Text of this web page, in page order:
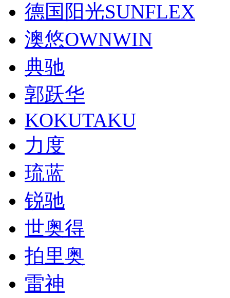
德国阳光SUNFLEX
澳悠OWNWIN
典驰
郭跃华
KOKUTAKU
力度
琉蓝
锐驰
世奥得
拍里奥
雷神